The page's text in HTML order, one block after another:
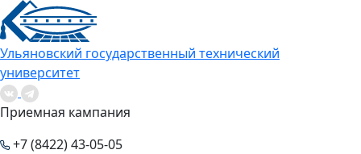
Ульяновский государственный технический
университет
Приемная кампания
+7 (8422) 43-05-05